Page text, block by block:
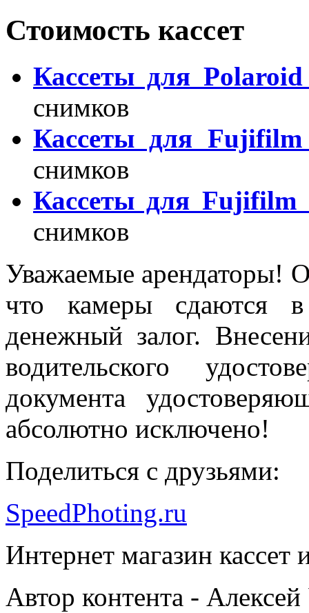
Стоимость кассет
Кассеты для
снимков
Кассеты для
снимков
Кассеты для Fujifilm
снимков
Уважаемые арендаторы!
что камеры сдаются
денежный залог.
водительского
документа
абсолютно исключено!
Поделиться с друзьями:
SpeedPhoting.ru
Интернет магазин кассет
Автор контента - Алексей